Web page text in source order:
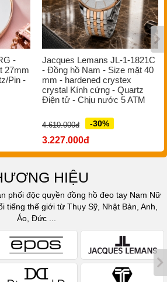
-
27mm
Pin -
Jacques Lemans JL-1-1821C
- Đồng hồ Nam - Size mặt 40
mm - hardened crystex
crystal Kính cứng - Quartz
Điện tử - Chịu nước 5 ATM
4.610.000đ -30%
3.227.000đ
HIỆU
phối độc quyền đồng hồ đeo tay Nam Nữ
tiếng thế giới từ Thụy Sỹ, Nhật Bản, Anh,
Áo, Đức ...